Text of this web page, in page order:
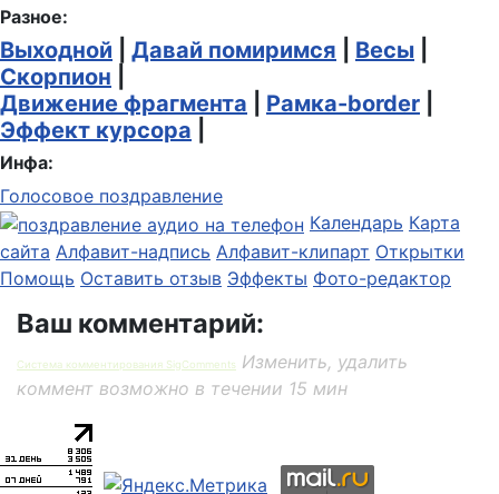
Разное:
Выходной Давай помиримся Весы
Скорпион
Движение фрагмента
Рамка-border
Эффект курсора
Инфа:
Голосовое поздравление
Календарь Карта
сайта Алфавит-надпись Алфавит-клипарт Открытки
Помощь Оставить отзыв Эффекты Фото-редактор
Ваш комментарий:
Система комментирования SigComments
Изменить, удалить
коммент возможно в течении 15 мин